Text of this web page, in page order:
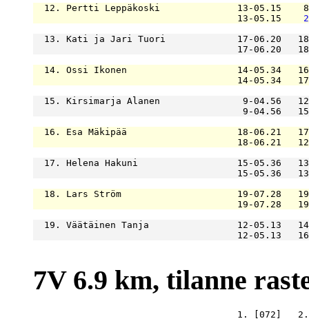
12. Pertti Leppäkoski              13-05.15
                                     13-05.15
13. Kati ja Jari Tuori             17-06.20
17-06.20
14. Ossi Ikonen                    14-05.34
14-05.34
15. Kirsimarja Alanen               9-04.56
9-04.56
16. Esa Mäkipää                    18-06.21
18-06.21
17. Helena Hakuni                  15-05.36
15-05.36
18. Lars Ström                     19-07.28
19-07.28
19. Väätäinen Tanja                12-05.13
12-05.13
7V 6.9 km, tilanne
1. [072]